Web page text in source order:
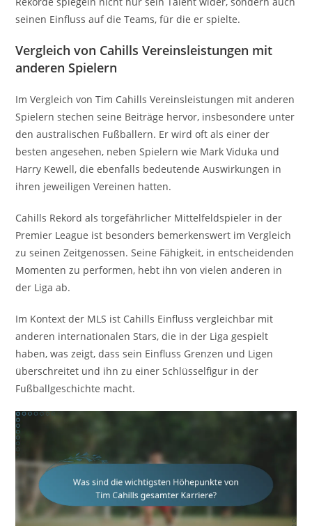
seinen Einfluss auf die Teams, für die er spielte.
Vergleich von Cahills Vereinsleistungen mit
anderen Spielern
Im Vergleich von Tim Cahills Vereinsleistungen mit anderen
Spielern stechen seine Beiträge hervor, insbesondere unter
den australischen Fußballern. Er wird oft als einer der
besten angesehen, neben Spielern wie Mark Viduka und
Harry Kewell, die ebenfalls bedeutende Auswirkungen in
ihren jeweiligen Vereinen hatten.
Cahills Rekord als torgefährlicher Mittelfeldspieler in der
Premier League ist besonders bemerkenswert im Vergleich
zu seinen Zeitgenossen. Seine Fähigkeit, in entscheidenden
Momenten zu performen, hebt ihn von vielen anderen in
der Liga ab.
Im Kontext der MLS ist Cahills Einfluss vergleichbar mit
anderen internationalen Stars, die in der Liga gespielt
haben, was zeigt, dass sein Einfluss Grenzen und Ligen
überschreitet und ihn zu einer Schlüsselfigur in der
Fußballgeschichte macht.